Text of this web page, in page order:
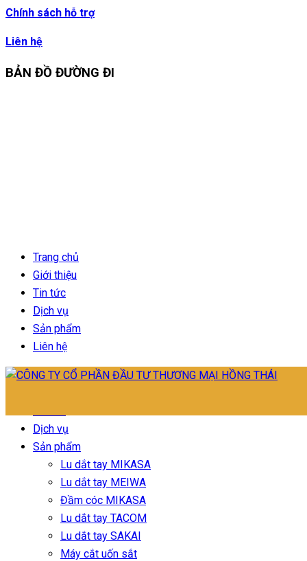
Chính sách hỗ trợ
Liên hệ
BẢN ĐỒ ĐƯỜNG ĐI
Trang chủ
Giới thiệu
Tin tức
Dịch vụ
Sản phẩm
Liên hệ
Trang chủ
Dịch vụ
Sản phẩm
Lu dắt tay MIKASA
Lu dắt tay MEIWA
Đầm cóc MIKASA
Lu dắt tay TACOM
Lu dắt tay SAKAI
Máy cắt uốn sắt